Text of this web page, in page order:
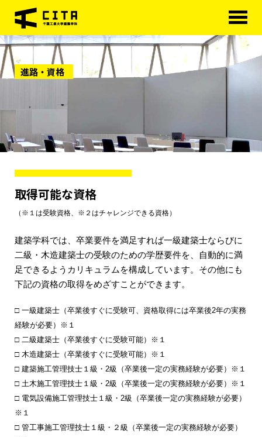
HOME
学科概要
学科カリキュラム
大学院
アクセス
進路・資格
取得可能な資格
（※１は受験資格、※２はチャレンジできる資格）
建築学科では、卒業要件を満足すれば一級建築士ならびに
二級・木造建築士の受験のための学歴要件を、自動的に満
足できるようカリキュラムを構成しています。その他にも
下記の資格の取得をめざすことができます。
一級建築士（卒業後すぐに受験可、資格取得には卒業後2年の実務
経験が必要）※１
二級建築士（卒業後すぐに受験可能）※１
木造建築士（卒業後すぐに受験可能）※１
建築施工管理技士１級・2級（卒業後一定の実務経験が必要）※１
土木施工管理技士１級・2級（卒業後一定の実務経験が必要）※１
電気設備施工管理技士１級・2級（卒業後一定の実務経験が必要）
※１
管工事施工管理技士１級・２級（卒業後一定の実務経験が必要）